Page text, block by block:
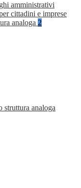
amministrativi
cittadini e imprese
analoga 2
analoga